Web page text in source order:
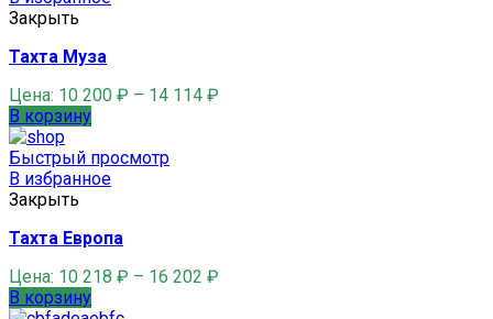
Закрыть
Тахта Муза
Цена: 10 200 ₽ – 14 114 ₽
В корзину
Быстрый просмотр
В избранное
Закрыть
Тахта Европа
Цена: 10 218 ₽ – 16 202 ₽
В корзину